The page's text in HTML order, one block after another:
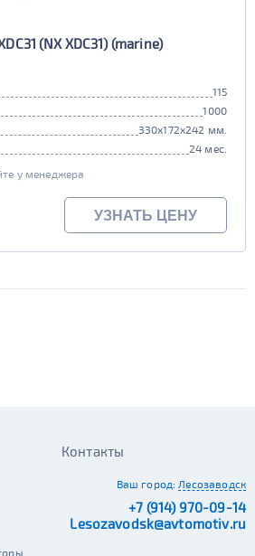
(NX XDC31) (marine)
115
1000
330x172x242 мм.
24 мес.
у менеджера
УЗНАТЬ ЦЕНУ
Контакты
Ваш город: Лесозаводск
+7 (914) 970-09-14
Lesozavodsk@avtomotiv.ru